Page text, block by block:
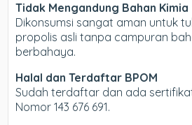
Tidak Mengandung Bahan Kimia
Dikonsumsi sangat aman untuk
propolis asli tanpa campuran
berbahaya.
Halal dan Terdaftar BPOM
Sudah terdaftar dan ada
Nomor 143 676 691.